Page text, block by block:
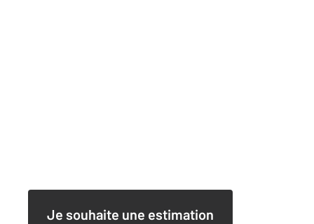
Je souhaite une estimation